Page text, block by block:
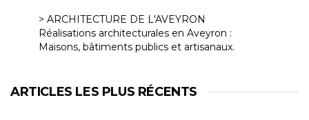
> ARCHITECTURE DE L'AVEYRON
Réalisations architecturales en Aveyron :
Maisons, bâtiments publics et artisanaux.
ARTICLES LES PLUS RÉCENTS